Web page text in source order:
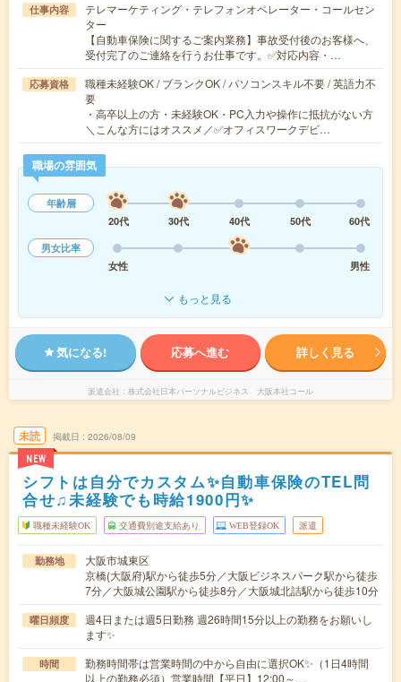
仕事内容
テレマーケティング・テレフォンオペレーター・コールセン
ター
【自動車保険に関するご案内業務】事故受付後のお客様へ、
受付完了のご連絡を行うお仕事です。✅対応内容・…
応募資格
職種未経験OK / ブランクOK / パソコンスキル不要 / 英語力不
要
・高卒以上の方・未経験OK・PC入力や操作に抵抗がない方
＼こんな方にはオススメ／✅オフィスワークデビ…
職場の雰囲気
年齢層
20代
30代 40代 50代
60代
男女比率
女性
男性
もっと見る
気になる! 応募へ進む 詳しく見る
派遣会社 株式会社日本パーソナルビジネス 大阪本社コール
未読
NEW
掲載日 2026/08/09
シフトは自分でカスタム✨自動車保険のTEL問
合せ♫未経験でも時給1900円✨
職種未経験OK 交通費別途支給あり WEB登録OK 派遣
勤務地
大阪市城東区
京橋(大阪府)駅から徒歩5分／大阪ビジネスパーク駅から徒歩
7分／大阪城公園駅から徒歩8分／大阪城北詰駅から徒歩10分
曜日頻度
週4日または週5日勤務 週26時間15分以上の勤務をお願いし
ます✨
時間
勤務時間帯は営業時間の中から自由に選択OK✨（1日4時間
以上の勤務必須）営業時間【平日】12:00～…